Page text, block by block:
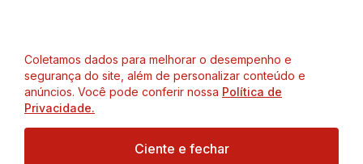
Coletamos dados para melhorar o desempenho e
segurança do site, além de personalizar conteúdo e
anúncios. Você pode conferir nossa Política de
Privacidade.
Ciente e fechar